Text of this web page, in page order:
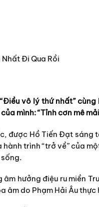
Đi Qua Rồi
vô lý thứ nhất”
mình: “Tỉnh cơn mê
được Hồ Tiến Đạt
hành trình “trở về” của
âm hưởng điệu ru miền
âm do Phạm Hải Âu